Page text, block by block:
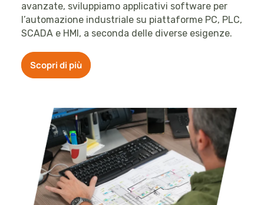
avanzate, sviluppiamo applicativi software per
l’automazione industriale su piattaforme PC, PLC,
SCADA e HMI, a seconda delle diverse esigenze.
Scopri di più